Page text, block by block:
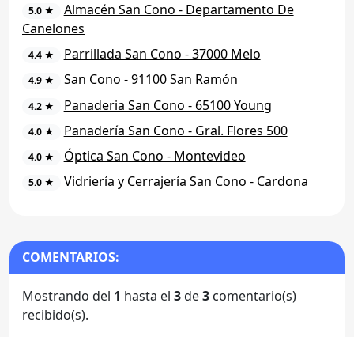
5.0 ★
Almacén San Cono - Departamento De
Canelones
4.4 ★ Parrillada San Cono - 37000 Melo
4.9 ★ San Cono - 91100 San Ramón
4.2 ★ Panaderia San Cono - 65100 Young
4.0 ★ Panadería San Cono - Gral. Flores 500
4.0 ★ Óptica San Cono - Montevideo
5.0 ★ Vidriería y Cerrajería San Cono - Cardona
COMENTARIOS:
Mostrando del 1 hasta el 3de3 comentario(s)
recibido(s).